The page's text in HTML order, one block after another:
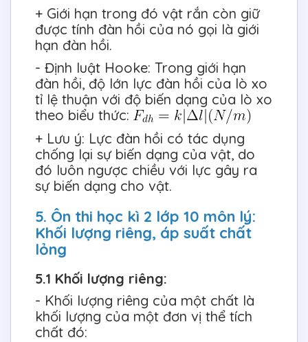
+ Giới hạn trong đó vật rắn còn giữ
được tính đàn hồi của nó gọi là giới
hạn đàn hồi.
- Định luật Hooke: Trong giới hạn
đàn hồi, độ lớn lực đàn hồi của lò xo
tỉ lệ thuận với độ biến dạng của lò xo
theo biểu thức:
+ Lưu ý: Lực đàn hồi có tác dụng
chống lại sự biến dạng của vật, do
đó luôn ngược chiều với lực gây ra
sự biến dạng cho vật.
5. Ôn thi học kì 2 lớp 10 môn lý:
Khối lượng riêng, áp suất chất
lỏng
5.1 Khối lượng riêng:
- Khối lượng riêng của một chất là
khối lượng của một đơn vị thể tích
chất đó: